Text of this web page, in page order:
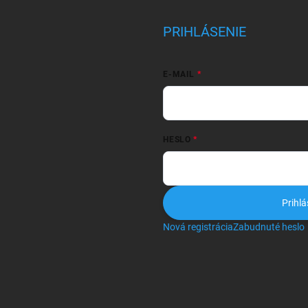
PRIHLÁSENIE
E-MAIL
HESLO
Nová registráciaZabudnuté heslo